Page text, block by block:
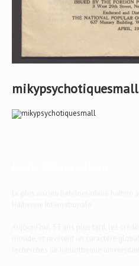
mikypsychotiquesmall